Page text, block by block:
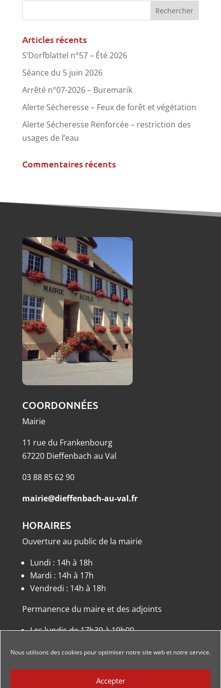
Nous utilisons des cookies pour optimiser notre site web et notre service.
Accepter
Articles récents
S’Dorfblattel n°57 – Été 2026
Séance du 5 juin 2026
Arrêté n°07-2026 – Buremarik
Alerte Sécheresse – Feux de forêt et végétation
Alerte Sécheresse Renforcée – restriction des
usages de l’eau
Commentaires récents
COORDONNÉES
Mairie
11 rue du Frankenbourg
67220 Dieffenbach au Val
03 88 85 62 90
mairie@dieffenbach-au-val.fr
HORAIRES
Ouverture au public de la mairie
Lundi : 14h à 18h
Mardi : 14h à 17h
Vendredi : 14h à 18h
Permanence du maire et des adjoints
Les lundis de 17h30 à 19h00